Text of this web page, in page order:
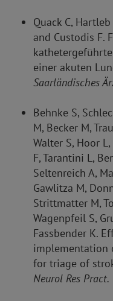
Quack C,
and Custodis F.
einer akuten
Saarländisches
Behnke S,
M, Becker M,
Walter S, Hoor
F, Tarantini L,
Seltenreich A,
Gawlitza M,
Strittmatter M,
Wagenpfeil S,
Fassbender K.
implementation
for triage of
Neurol Res Pract.